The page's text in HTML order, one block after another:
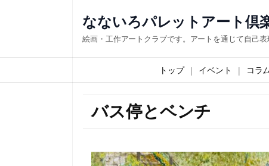
なないろパレットアート倶
絵画・工作アートクラブです。アートを通じて自己表
トップ イベント コラ
バス停とベンチ